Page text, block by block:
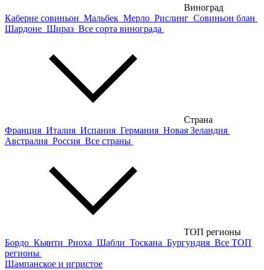
Виноград
Каберне совиньон Мальбек Мерло Рислинг Совиньон блан
Шардоне Шираз Все сорта винограда
Страна
Франция Италия Испания Германия Новая Зеландия
Австралия Россия Все страны
ТОП регионы
Бордо Кьянти Риоха Шабли Тоскана Бургундия Все ТОП
регионы
Шампанское и игристое